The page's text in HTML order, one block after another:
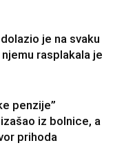
je na svaku
rasplakala je
penzije”
iz bolnice, a
prihoda